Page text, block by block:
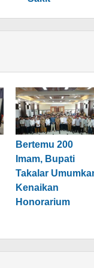
Bertemu 200
Imam, Bupati
Takalar
Kenaikan
Honorarium